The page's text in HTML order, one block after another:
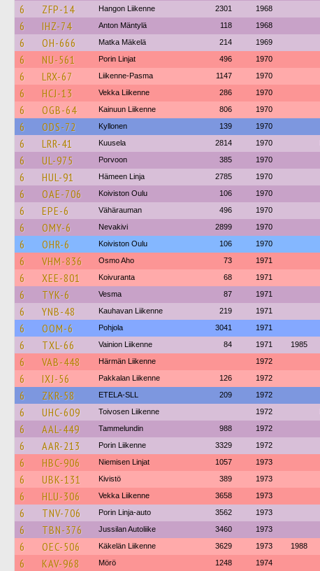
6 ZFP-14 Hangon Liikenne 2301 1968
6 IHZ-74 Anton Mäntylä 118 1968
6 OH-666 Matka Mäkelä 214 1969
6 NU-561 Porin Linjat 496 1970
6 LRX-67 Liikenne-Pasma 1147 1970
6 HCJ-13 Vekka Liikenne 286 1970
6 OGB-64 Kainuun Liikenne 806 1970
6 ODS-72 Kyllonen 139 1970
6 LRR-41 Kuusela 2814 1970
6 UL-975 Porvoon 385 1970
6 HUL-91 Hämeen Linja 2785 1970
6 OAE-706 Koiviston Oulu 106 1970
6 EPE-6 Vähärauman 496 1970
6 OMY-6 Nevakivi 2899 1970
6 OHR-6 Koiviston Oulu 106 1970
6 VHM-836 Osmo Aho 73 1971
6 XEE-801 Koivuranta 68 1971
6 TYK-6 Vesma 87 1971
6 YNB-48 Kauhavan Liikenne 219 1971
6 OOM-6 Pohjola 3041 1971
6 TXL-66 Vainion Liikenne 84 1971 1985
6 VAB-448 Härmän Liikenne 1972
6 IXJ-56 Pakkalan Liikenne 126 1972
6 ZKR-58 ETELA-SLL 209 1972
6 UHC-609 Toivosen Liikenne 1972
6 AAL-449 Tammelundin 988 1972
6 AAR-213 Porin Liikenne 3329 1972
6 HBC-906 Niemisen Linjat 1057 1973
6 UBK-131 Kivistö 389 1973
6 HLU-306 Vekka Liikenne 3658 1973
6 TNV-706 Porin Linja-auto 3562 1973
6 TBN-376 Jussilan Autoliike 3460 1973
6 OEC-506 Käkelän Liikenne 3629 1973 1988
6 KAV-968 Mörö 1248 1974